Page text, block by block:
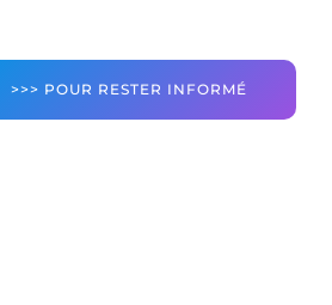
>>> POUR RESTER INFORMÉ